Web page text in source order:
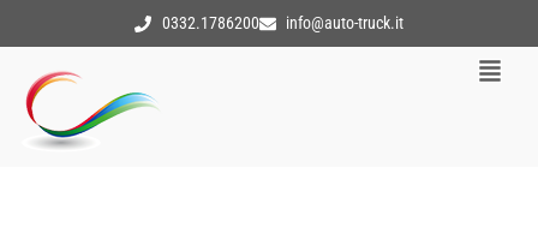
0332.1786200 info@auto-truck.it